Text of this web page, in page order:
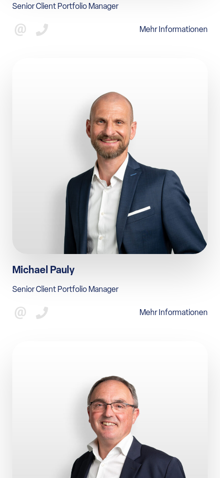
Senior Client Portfolio Manager
Mehr Informationen
Michael Pauly
Senior Client Portfolio Manager
Mehr Informationen